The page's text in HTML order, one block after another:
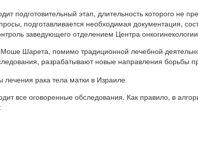
подготовительный этап, длительность которого не
подготавливается необходимая документация,
заведующего отделением Центра
Шарета, помимо традиционной лечебной
разрабатывают новые направления борьбы
все оговоренные обследования. Как правило, в